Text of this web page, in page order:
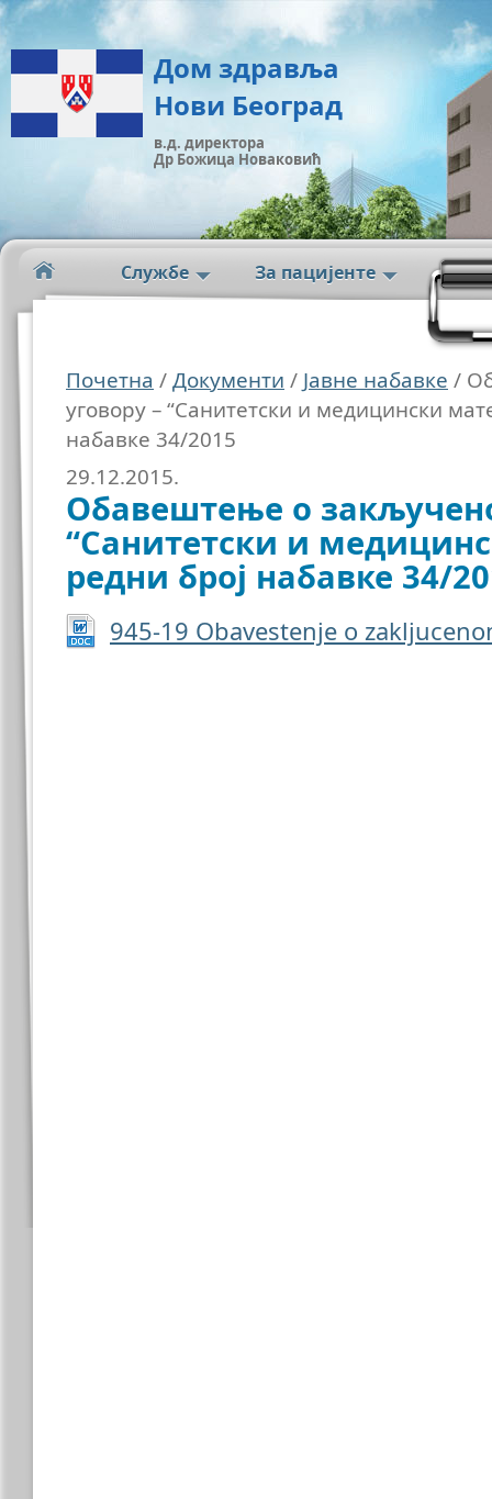
Дом здравља
Нови Београд
в.д. директора
Др Божица Новаковић
Службе За пацијенте
Почетна /Документи / Јавне набавке /
уговору – “Санитетски и медицински
набавке 34/2015
29.12.2015.
Обавештење о
“Санитетски и
редни број набавке 34/
945-19 Obavestenje o